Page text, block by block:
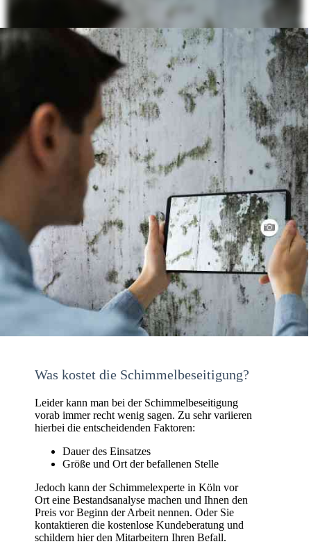
Was kostet die Schimmelbeseitigung?
Leider kann man bei der Schimmelbeseitigung
vorab immer recht wenig sagen. Zu sehr variieren
hierbei die entscheidenden Faktoren:
Dauer des Einsatzes
Größe und Ort der befallenen Stelle
Jedoch kann der Schimmelexperte in Köln vor
Ort eine Bestandsanalyse machen und Ihnen den
Preis vor Beginn der Arbeit nennen. Oder Sie
kontaktieren die kostenlose Kundeberatung und
schildern hier den Mitarbeitern Ihren Befall.